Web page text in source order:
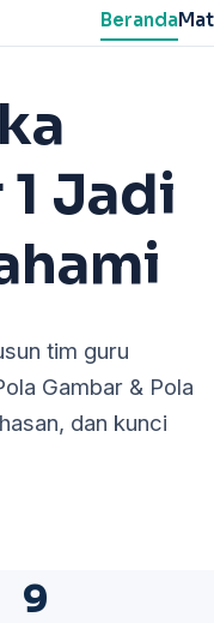
Beranda
Jadi
tim guru
Gambar & Pola
dan kunci
9